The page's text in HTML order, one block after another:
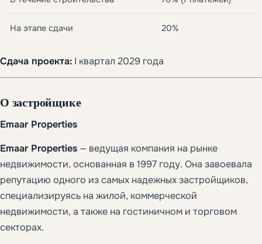
На этапе сдачи 20%
Сдача проекта: I квартал 2029 года
О застройщике
Emaar Properties
Emaar Properties — ведущая компания на рынке
недвижимости, основанная в 1997 году. Она завоевала
репутацию одного из самых надежных застройщиков,
специализируясь на жилой, коммерческой
недвижимости, а также на гостиничном и торговом
секторах.